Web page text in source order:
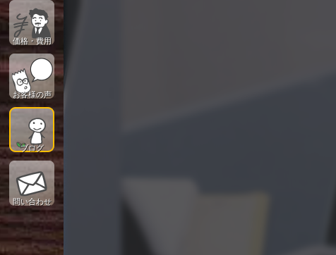
価格・費用
お客様の声
ブログ
問い合わせ